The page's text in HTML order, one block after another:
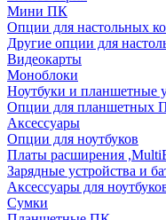
Мини ПК
Опции для настольных
Другие опции для
Видеокарты
Моноблоки
Ноутбуки и планшетные
Опции для планшетных
Аксессуары
Опции для ноутбуков
Платы расширения
Зарядные устройства и
Аксессуары для
Сумки